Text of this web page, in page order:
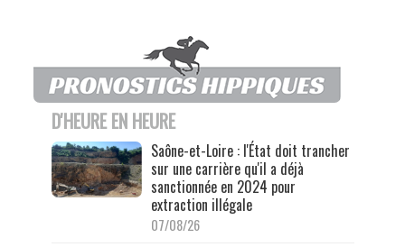
D'HEURE EN HEURE
Saône-et-Loire : l'État doit trancher
sur une carrière qu'il a déjà
sanctionnée en 2024 pour
extraction illégale
07/08/26